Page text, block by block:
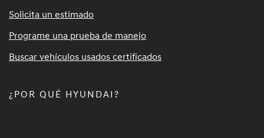
Solicita un estimado
Programe una prueba de manejo
Buscar vehículos usados certificados
¿POR QUÉ HYUNDAI?